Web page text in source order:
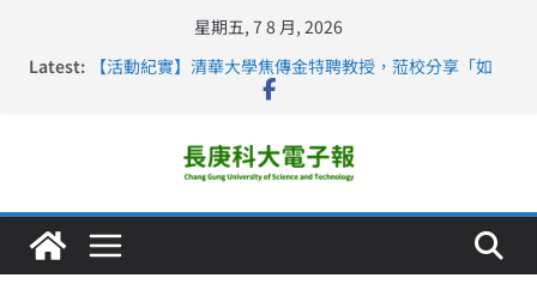
星期五, 7 8 月, 2026
Latest:
【活動紀實】清華大學焦傳金特聘教授，蒞校分享「如
長庚科大連四年穩居《遠見》醫學大學第5名 辦學實力再
深化永續醫療 長庚科大攜菲、印頂尖大學跨國合作
長庚科大護理系勇奪2026羅馬尼亞歐洲盃國際發明展雙
金牌暨雙特別獎 AI智慧照護與護理教育創新獲國際肯定